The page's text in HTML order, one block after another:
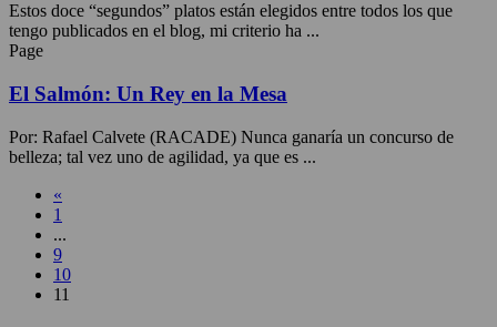
Estos doce “segundos” platos están elegidos entre todos los que
tengo publicados en el blog, mi criterio ha ...
Page
El Salmón: Un Rey en la Mesa
Por: Rafael Calvete (RACADE) Nunca ganaría un concurso de
belleza; tal vez uno de agilidad, ya que es ...
«
1
...
9
10
11